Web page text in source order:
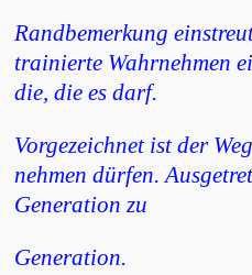
Randbemerkung
trainierte Wahrnehmen
die, die es darf.
Vorgezeichnet ist der
nehmen dürfen.
Generation zu
Generation.